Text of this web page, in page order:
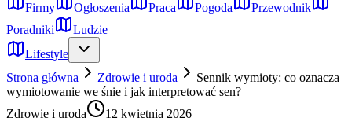
Firmy Ogłoszenia Praca Pogoda
Przewodnik
Poradniki
Ludzie
Lifestyle
Strona główna
Zdrowie i uroda
Sennik wymioty: co oznacza
wymiotowanie we śnie i jak interpretować sen?
Zdrowie i uroda
12 kwietnia 2026